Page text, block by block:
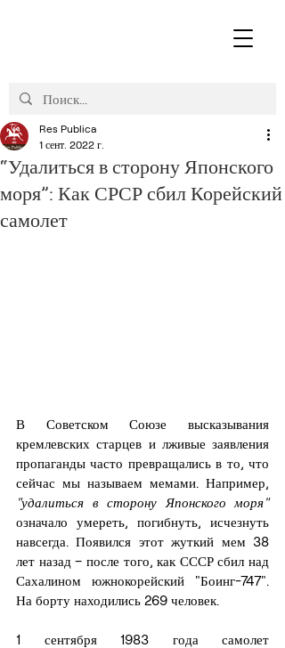
“Удалиться в сторону Японского
моря”: Как СРСР сбил Корейский
самолет
Res Publica
1 сент. 2022 г.
В Советском Союзе высказывания
кремлевских старцев и лживые заявления
пропаганды часто превращались в то, что
"удалиться в сторону Японского моря"
означало умереть, погибнуть, исчезнуть
навсегда. Появился этот жуткий мем 38
лет назад – после того, как СССР сбил над
Сахалином южнокорейский "Боинг-747".
На борту находились 269 человек.
1 сентября 1983 года самолет